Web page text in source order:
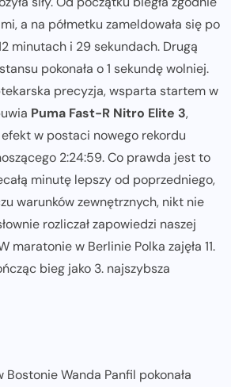
a na półmetku zameldowała się po
minutach i 29 sekundach. Drugą
pokonała o 1 sekundę wolniej.
precyzja, wsparta startem w
Puma Fast-R Nitro Elite 3,
efekt w postaci nowego rekordu
2:24:59. Co prawda jest to
minutę lepszy od poprzedniego,
warunków zewnętrznych, nikt nie
rozliczał zapowiedzi naszej
maratonie w Berlinie Polka zajęła 11.
bieg jako 3. najszybsza
Bostonie Wanda Panfil pokonała